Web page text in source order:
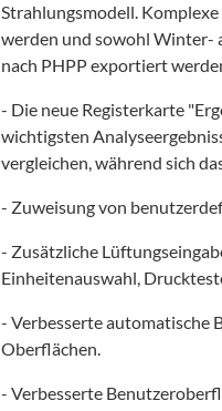
Strahlungsmodell.
werden und sowohl Winter-
nach PHPP exportiert
- Die neue Registerkarte
wichtigsten
vergleichen, während sich
- Zuweisung von
- Zusätzliche
Einheitenauswahl,
- Verbesserte automatische
Oberflächen.
- Verbesserte